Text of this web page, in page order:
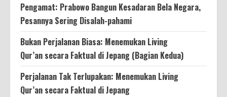
Pengamat: Prabowo Bangun Kesadaran Bela Negara,
Pesannya Sering Disalah-pahami
Bukan Perjalanan Biasa: Menemukan Living
Qur’an secara Faktual di Jepang (Bagian Kedua)
Perjalanan Tak Terlupakan: Menemukan Living
Qur’an secara Faktual di Jepang